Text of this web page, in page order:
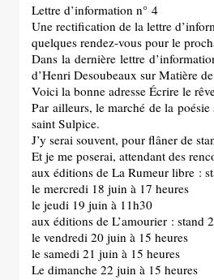
Lettre d’information n° 4
Une rectification de la lettre
quelques rendez-vous pour le
Dans la dernière lettre
d’Henri Desoubeaux sur Matière
Voici la bonne adresse Écrire le
Par ailleurs, le marché de la
saint Sulpice.
J’y serai souvent, pour flâner de
Et je me poserai, attendant des
aux éditions de La Rumeur libre :
le mercredi 18 juin à 17 heures
le jeudi 19 juin à 11h30
aux éditions de L’amourier : stand
le vendredi 20 juin à 15 heures
le samedi 21 juin à 15 heures
Le dimanche 22 juin à 15 heures